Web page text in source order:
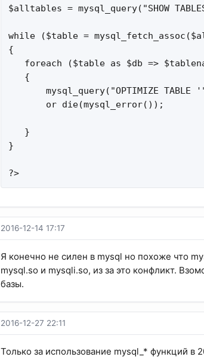
$alltables = mysql_query("SHOW
while ($table =
{
foreach ($table as $db =>
   {
mysql_query("OPTIMIZE TABLE
       or die(mysql_error());
   }
}
?>
2016-12-14 17:17
Я конечно не силен в mysql но похоже что
mysql.so и mysqli.so, из за это конфликт.
базы.
2016-12-27 22:11
Только за использование mysql_* функций в